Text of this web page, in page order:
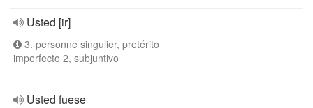
Usted [ir]
3. personne singulier, pretérito
imperfecto 2, subjuntivo
Usted fuese